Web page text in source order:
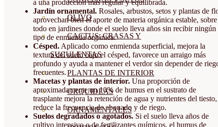
OLIVO
CACTUS, CRASAS Y
SUCULENTAS
PLANTAS DE INTERIOR
ORQUIDEAS
ORNAMENTALES
a una producción más regular y equilibrada.
Jardín ornamental. Rosales, arbustos, setos y plantas de
aprovechan bien el aporte de materia orgánica estable, sobre
todo en jardines donde el suelo lleva años sin recibir ningún
tipo de enmienda orgánica.
Césped. Aplicado como enmienda superficial, mejora la
textura del suelo bajo el césped, favorece un arraigo más
profundo y ayuda a mantener el verdor sin depender de
frecuentes.
Macetas y plantas de interior. Una proporción de
aproximadamente un 10% de humus en el sustrato de
trasplante mejora la retención de agua y nutrientes del
reduce la frecuencia de abonado y de riego.
Suelos degradados o agotados. Si el suelo lleva años de
cultivo intensivo o de fertilizantes químicos, el humus de